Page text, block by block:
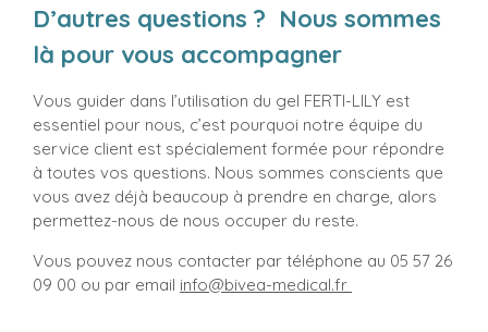
D’autres questions ? Nous sommes
là pour vous accompagner
Vous guider dans l’utilisation du gel FERTI-LILY est
essentiel pour nous, c’est pourquoi notre équipe du
service client est spécialement formée pour répondre
à toutes vos questions. Nous sommes conscients que
vous avez déjà beaucoup à prendre en charge, alors
permettez-nous de nous occuper du reste.
Vous pouvez nous contacter par téléphone au 05 57 26
09 00 ou par email info@bivea-medical.fr